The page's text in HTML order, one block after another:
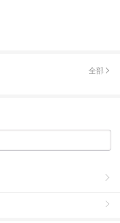
全部